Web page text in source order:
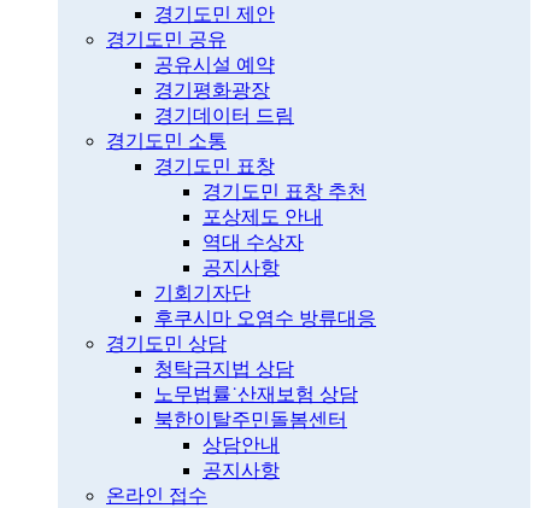
경기도민 제안
경기도민 공유
공유시설 예약
경기평화광장
경기데이터 드림
경기도민 소통
경기도민 표창
경기도민 표창 추천
포상제도 안내
역대 수상자
공지사항
기회기자단
후쿠시마 오염수 방류대응
경기도민 상담
청탁금지법 상담
노무법률˙산재보험 상담
북한이탈주민돌봄센터
상담안내
공지사항
온라인 접수